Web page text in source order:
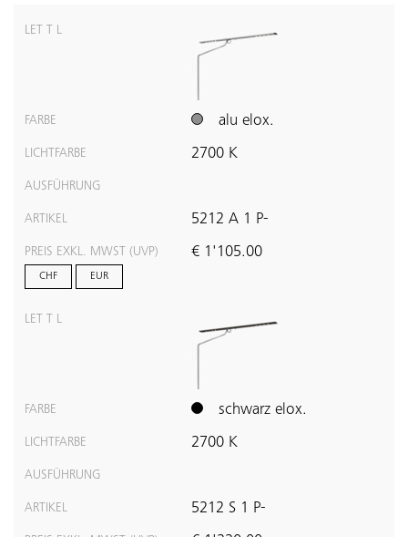
LET T L
FARBE alu elox.
LICHTFARBE 2700 K
AUSFÜHRUNG
ARTIKEL 5212 A 1 P-
PREIS EXKL. MWST (UVP)
CHF EUR
€ 1'105.00
LET T L
FARBE schwarz elox.
LICHTFARBE 2700 K
AUSFÜHRUNG
ARTIKEL 5212 S 1 P-